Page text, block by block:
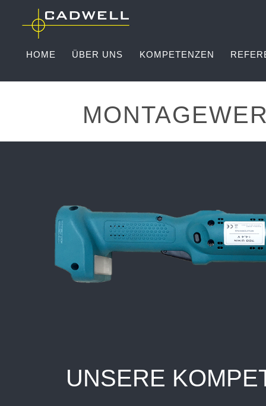
HOME ÜBER UNS KOMPETENZEN
UNSERE